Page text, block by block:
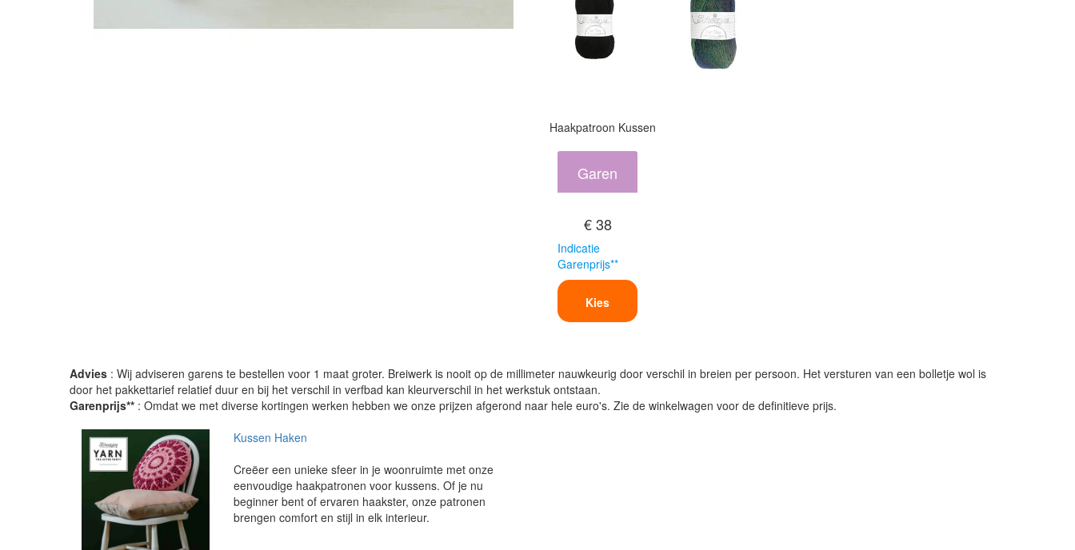
Haakpatroon Kussen
Garen
€ 38
Indicatie
Garenprijs**
Kies
Advies : Wij adviseren garens te bestellen voor 1 maat groter. Breiwerk is nooit op de millimeter nauwkeurig door verschil in breien per persoon. Het versturen van een bolletje wol is
door het pakkettarief relatief duur en bij het verschil in verfbad kan kleurverschil in het werkstuk ontstaan.
Garenprijs** : Omdat we met diverse kortingen werken hebben we onze prijzen afgerond naar hele euro's. Zie de winkelwagen voor de definitieve prijs.
Kussen Haken
Creëer een unieke sfeer in je woonruimte met onze
eenvoudige haakpatronen voor kussens. Of je nu
beginner bent of ervaren haakster, onze patronen
brengen comfort en stijl in elk interieur.